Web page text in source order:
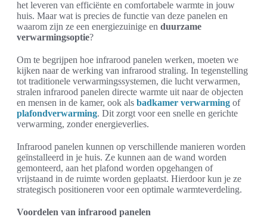
het leveren van efficiënte en comfortabele warmte in jouw
huis. Maar wat is precies de functie van deze panelen en
waarom zijn ze een energiezuinige en duurzame
verwarmingsoptie?
Om te begrijpen hoe infrarood panelen werken, moeten we
kijken naar de werking van infrarood straling. In tegenstelling
tot traditionele verwarmingssystemen, die lucht verwarmen,
stralen infrarood panelen directe warmte uit naar de objecten
en mensen in de kamer, ook als badkamer verwarming of
plafondverwarming. Dit zorgt voor een snelle en gerichte
verwarming, zonder energieverlies.
Infrarood panelen kunnen op verschillende manieren worden
geïnstalleerd in je huis. Ze kunnen aan de wand worden
gemonteerd, aan het plafond worden opgehangen of
vrijstaand in de ruimte worden geplaatst. Hierdoor kun je ze
strategisch positioneren voor een optimale warmteverdeling.
Voordelen van infrarood panelen